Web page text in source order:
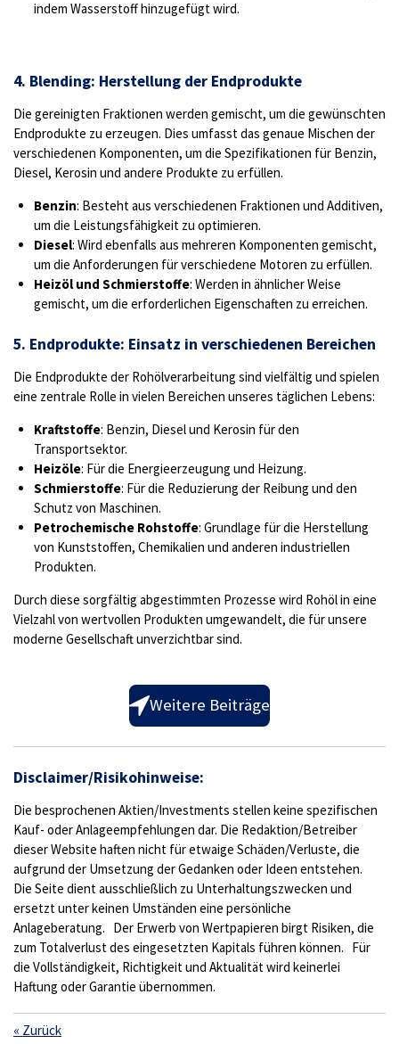
indem Wasserstoff hinzugefügt wird.
4. Blending: Herstellung der Endprodukte
Die gereinigten Fraktionen werden gemischt, um die gewünschten
Endprodukte zu erzeugen. Dies umfasst das genaue Mischen der
verschiedenen Komponenten, um die Spezifikationen für Benzin,
Diesel, Kerosin und andere Produkte zu erfüllen.
Benzin: Besteht aus verschiedenen Fraktionen und Additiven,
um die Leistungsfähigkeit zu optimieren.
Diesel: Wird ebenfalls aus mehreren Komponenten gemischt,
um die Anforderungen für verschiedene Motoren zu erfüllen.
Heizöl und Schmierstoffe: Werden in ähnlicher Weise
gemischt, um die erforderlichen Eigenschaften zu erreichen.
5. Endprodukte: Einsatz in verschiedenen Bereichen
Die Endprodukte der Rohölverarbeitung sind vielfältig und spielen
eine zentrale Rolle in vielen Bereichen unseres täglichen Lebens:
Kraftstoffe: Benzin, Diesel und Kerosin für den
Transportsektor.
Heizöle: Für die Energieerzeugung und Heizung.
Schmierstoffe: Für die Reduzierung der Reibung und den
Schutz von Maschinen.
Petrochemische Rohstoffe: Grundlage für die Herstellung
von Kunststoffen, Chemikalien und anderen industriellen
Produkten.
Durch diese sorgfältig abgestimmten Prozesse wird Rohöl in eine
Vielzahl von wertvollen Produkten umgewandelt, die für unsere
moderne Gesellschaft unverzichtbar sind.
Weitere Beiträge
Disclaimer/Risikohinweise:
Die besprochenen Aktien/Investments stellen keine spezifischen
Kauf- oder Anlageempfehlungen dar. Die Redaktion/Betreiber
dieser Website haften nicht für etwaige Schäden/Verluste, die
aufgrund der Umsetzung der Gedanken oder Ideen entstehen.
Die Seite dient ausschließlich zu Unterhaltungszwecken und
ersetzt unter keinen Umständen eine persönliche
Anlageberatung. Der Erwerb von Wertpapieren birgt Risiken, die
zum Totalverlust des eingesetzten Kapitals führen können. Für
die Vollständigkeit, Richtigkeit und Aktualität wird keinerlei
Haftung oder Garantie übernommen.
« Zurück